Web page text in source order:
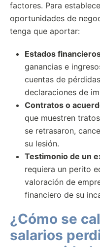
factores. Para
oportunidades de
tenga que aportar:
Estados
ganancias e
cuentas de
declaraciones de
Contratos o
que muestren
se retrasaron,
su lesión.
Testimonio de un
requiera un perito
valoración de
financiero de su
¿Cómo se
salarios